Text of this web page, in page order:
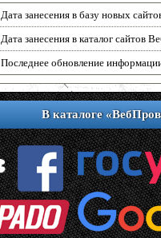
Дата занесения в базу новых
Дата занесения в каталог сайтов
Последнее обновление
В каталоге